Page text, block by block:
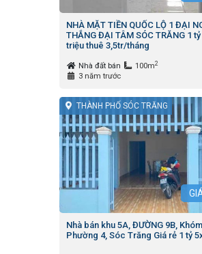
NHÀ MẶT TIỀN QUỐC LỘ 1 ĐẠI
THẮNG ĐẠI TÂM SÓC TRĂNG 1
triệu thuê 3,5tr/tháng
Nhà đất bán 100m2
3 năm trước
THÀNH PHỐ SÓC TRĂNG
Nhà bán khu 5A, ĐƯỜNG 9B,
Phường 4, Sóc Trăng Giá rẻ 1 tỷ